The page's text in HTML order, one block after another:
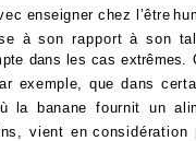
enseigner chez l’être
à son rapport à son
dans les cas extrêmes.
exemple, que dans
la banane fournit un
vient en considération